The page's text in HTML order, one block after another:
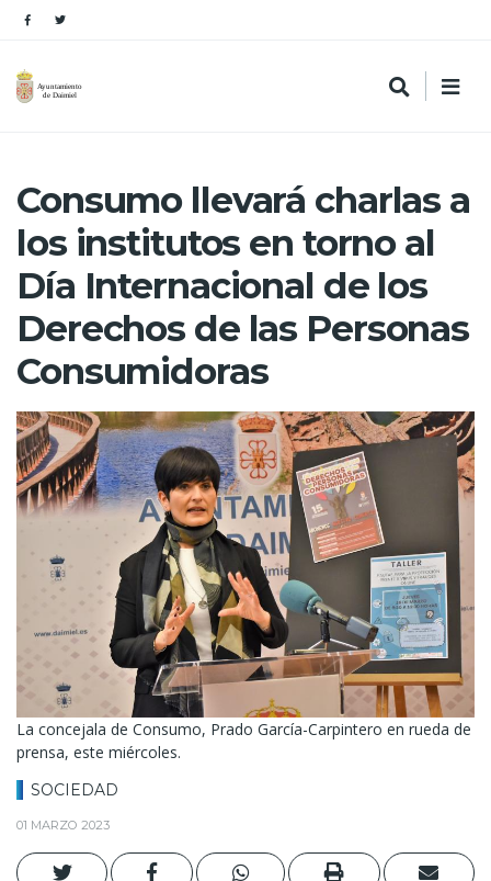
Consumo llevará charlas a
los institutos en torno al
Día Internacional de los
Derechos de las Personas
Consumidoras
La concejala de Consumo, Prado García-Carpintero en rueda de
prensa, este miércoles.
SOCIEDAD
01 MARZO 2023